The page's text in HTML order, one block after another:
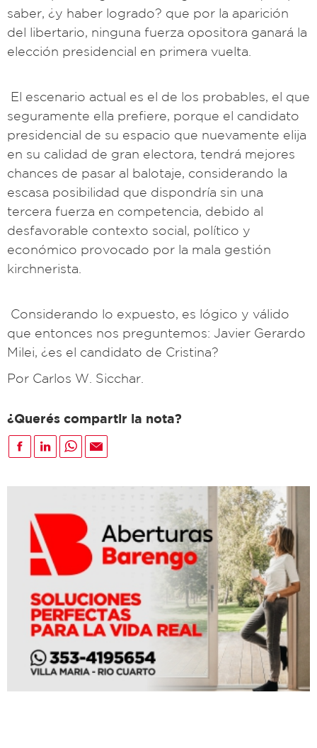
saber, ¿y haber logrado? que por la aparición
del libertario, ninguna fuerza opositora ganará la
elección presidencial en primera vuelta.
El escenario actual es el de los probables, el que
seguramente ella prefiere, porque el candidato
presidencial de su espacio que nuevamente elija
en su calidad de gran electora, tendrá mejores
chances de pasar al balotaje, considerando la
escasa posibilidad que dispondría sin una
tercera fuerza en competencia, debido al
desfavorable contexto social, político y
económico provocado por la mala gestión
kirchnerista.
Considerando lo expuesto, es lógico y válido
que entonces nos preguntemos: Javier Gerardo
Milei, ¿es el candidato de Cristina?
Por Carlos W. Sicchar.
¿Querés compartir la nota?